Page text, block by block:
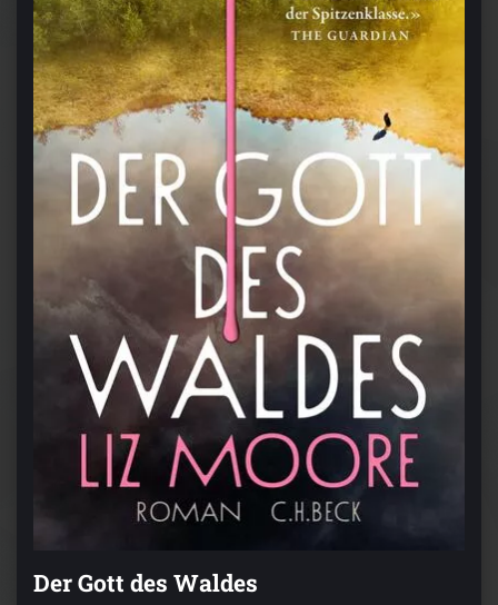
Der Gott des Waldes